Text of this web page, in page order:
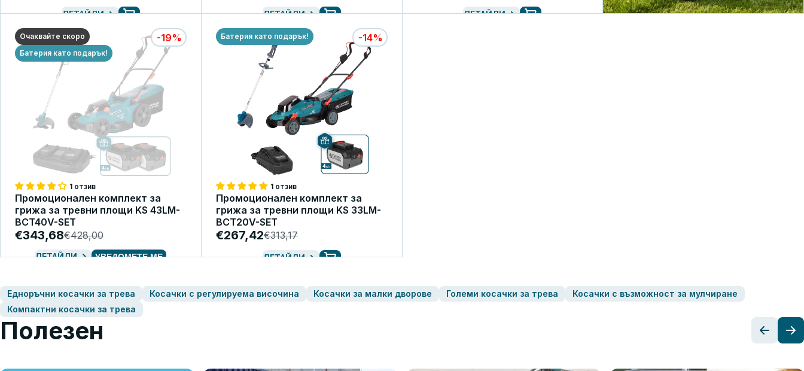
ДЕТАЙЛИ ДЕТАЙЛИ ДЕТАЙЛИ
-19%
Очаквайте скоро
Батерия като подарък!
1 отзив
Промоционален комплект за
грижа за тревни площи KS 43LM-
BCT40V-SET
€343,68€428,00
ДЕТАЙЛИ УВЕДОМЕТЕ МЕ
-14%
Батерия като подарък!
1 отзив
Промоционален комплект за
грижа за тревни площи KS 33LM-
BCT20V-SET
€267,42€313,17
ДЕТАЙЛИ
Едноръчни косачки за трева Косачки с регулируема височина Косачки за малки дворове Големи косачки за трева
Косачки с възможност за мулчиране
Компактни косачки за трева
Полезен